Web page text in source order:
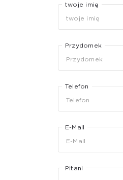
twoje imię
Przydomek
Telefon
E-Mail
Pitani